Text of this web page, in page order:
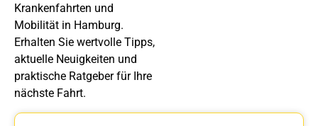
Krankenfahrten und
Mobilität in Hamburg.
Erhalten Sie wertvolle Tipps,
aktuelle Neuigkeiten und
praktische Ratgeber für Ihre
nächste Fahrt.